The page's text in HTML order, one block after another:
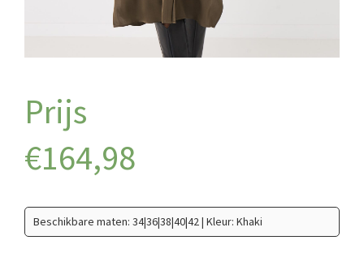
€164,98
Beschikbare maten: 34|36|38|40|42 | Kleur: Khaki